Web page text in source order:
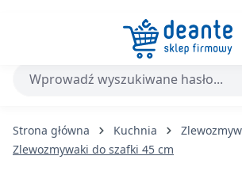
Przejdź do głównej zawartości
Strona główna Kuchnia
Zlewozmywaki do szafki 45 cm